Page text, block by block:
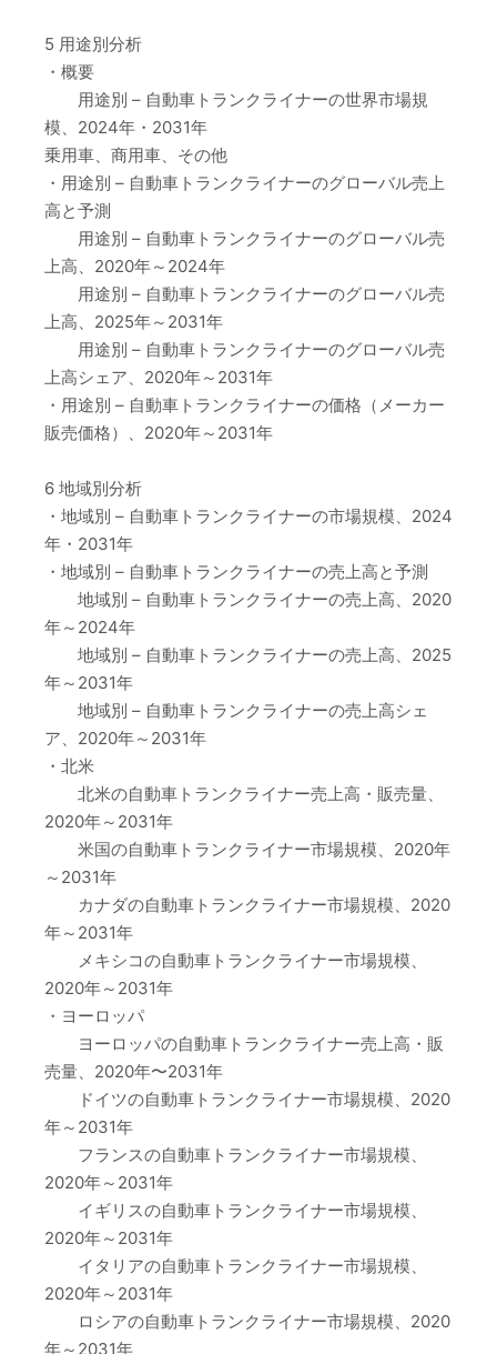
5 用途別分析
・概要
用途別 – 自動車トランクライナーの世界市場規
模、2024年・2031年
乗用車、商用車、その他
・用途別 – 自動車トランクライナーのグローバル売上
高と予測
用途別 – 自動車トランクライナーのグローバル売
上高、2020年～2024年
用途別 – 自動車トランクライナーのグローバル売
上高、2025年～2031年
用途別 – 自動車トランクライナーのグローバル売
上高シェア、2020年～2031年
・用途別 – 自動車トランクライナーの価格（メーカー
販売価格）、2020年～2031年
6 地域別分析
・地域別 – 自動車トランクライナーの市場規模、2024
年・2031年
・地域別 – 自動車トランクライナーの売上高と予測
地域別 – 自動車トランクライナーの売上高、2020
年～2024年
地域別 – 自動車トランクライナーの売上高、2025
年～2031年
地域別 – 自動車トランクライナーの売上高シェ
ア、2020年～2031年
・北米
北米の自動車トランクライナー売上高・販売量、
2020年～2031年
米国の自動車トランクライナー市場規模、2020年
～2031年
カナダの自動車トランクライナー市場規模、2020
年～2031年
メキシコの自動車トランクライナー市場規模、
2020年～2031年
・ヨーロッパ
ヨーロッパの自動車トランクライナー売上高・販
売量、2020年〜2031年
ドイツの自動車トランクライナー市場規模、2020
年～2031年
フランスの自動車トランクライナー市場規模、
2020年～2031年
イギリスの自動車トランクライナー市場規模、
2020年～2031年
イタリアの自動車トランクライナー市場規模、
2020年～2031年
ロシアの自動車トランクライナー市場規模、2020
年～2031年